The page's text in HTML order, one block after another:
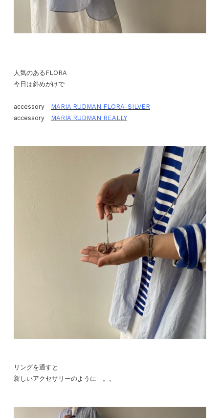
人気のあるFLORA
今日は斜めがけで
accessory
MARIA RUDMAN FLORA-SILVER
accessory
MARIA RUDMAN REALLY
リングを通すと
新しいアクセサリーのように 。。